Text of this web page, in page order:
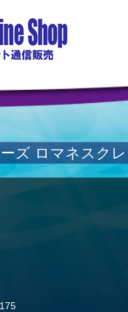
ズ ロマネスク